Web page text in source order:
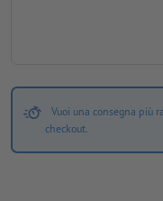
Vuoi una consegna più
checkout.